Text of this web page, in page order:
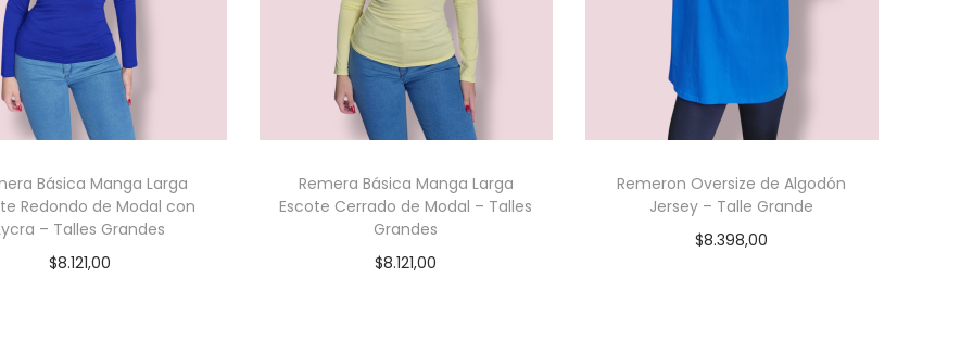
Básica Manga Larga
Redondo de Modal con
– Talles Grandes
$8.121,00
Remera Básica Manga Larga
Escote Cerrado de Modal – Talles
Grandes
$8.121,00
Remeron Oversize de Algodón
Jersey – Talle Grande
$8.398,00